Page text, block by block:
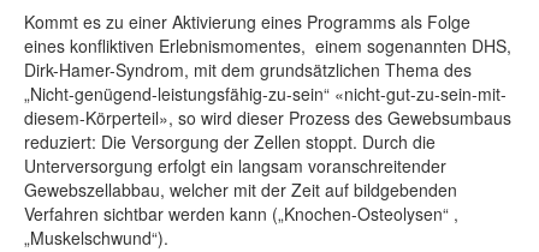
Kommt es zu einer Aktivierung eines Programms als Folge
eines konfliktiven Erlebnismomentes, einem sogenannten DHS,
Dirk-Hamer-Syndrom, mit dem grundsätzlichen Thema des
„Nicht-genügend-leistungsfähig-zu-sein“ «nicht-gut-zu-sein-mit-
diesem-Körperteil», so wird dieser Prozess des Gewebsumbaus
reduziert: Die Versorgung der Zellen stoppt. Durch die
Unterversorgung erfolgt ein langsam voranschreitender
Gewebszellabbau, welcher mit der Zeit auf bildgebenden
Verfahren sichtbar werden kann („Knochen-Osteolysen“ ,
„Muskelschwund“).